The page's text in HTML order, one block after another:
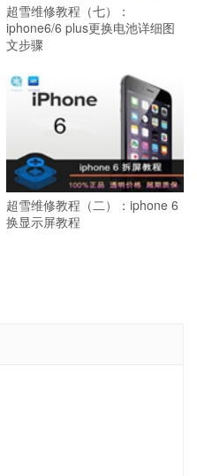
超雪维修教程（七）：
iphone6/6 plus更换电池详细图
文步骤
超雪维修教程（二）：iphone 6
换显示屏教程